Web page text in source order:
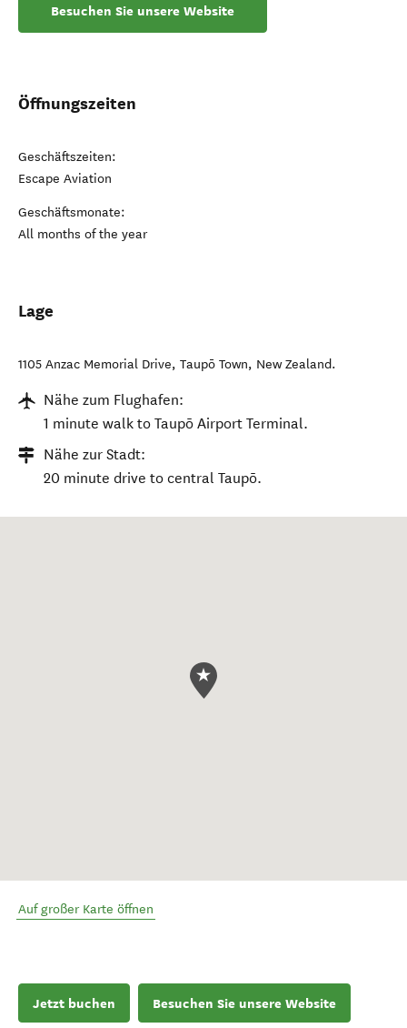
Besuchen Sie unsere Website
Öffnungszeiten
Geschäftszeiten:
Escape Aviation
Geschäftsmonate:
All months of the year
Lage
1105 Anzac Memorial Drive, Taupō Town, New Zealand.
Nähe zum Flughafen:
1 minute walk to Taupō Airport Terminal.
Nähe zur Stadt:
20 minute drive to central Taupō.
Auf großer Karte öffnen
Jetzt buchen Besuchen Sie unsere Website